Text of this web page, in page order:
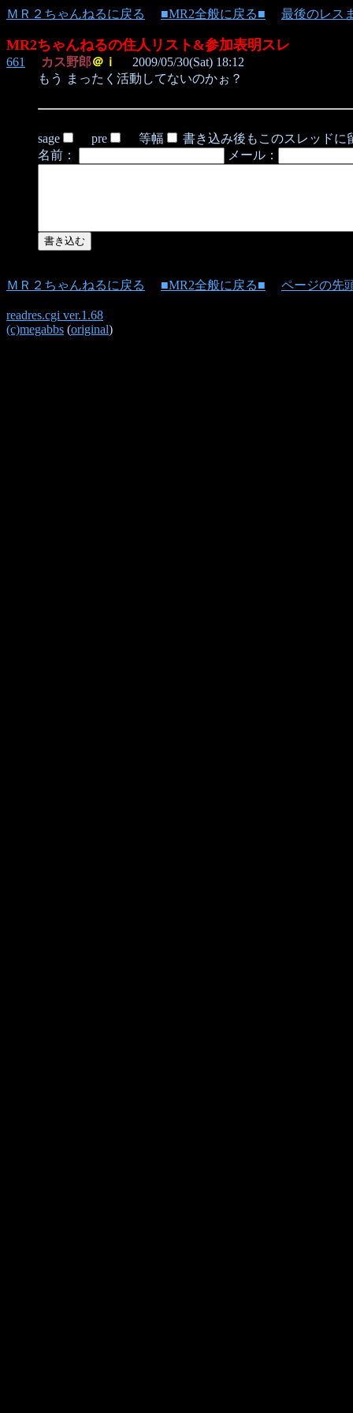
ＭＲ２ちゃんねるに戻る ■MR2全般に戻る■ 最後のレス
MR2ちゃんねるの住人リスト&参加表明スレ
661 カス野郎＠ｉ
2009/05/30(Sat) 18:12
もう まったく活動してないのかぉ？
sage pre 等幅
書き込み後もこのスレッドに
名前：
メール：
ＭＲ２ちゃんねるに戻る ■MR2全般に戻る■ ページの先
readres.cgi ver.1.68
(c)megabbs (original)